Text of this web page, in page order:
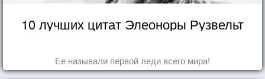
10 лучших цитат Элеоноры Рузвельт
Ее называли первой леди всего мира!